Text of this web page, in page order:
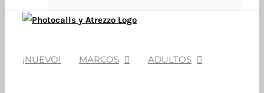
¡NUEVO! MARCOS ADULTOS